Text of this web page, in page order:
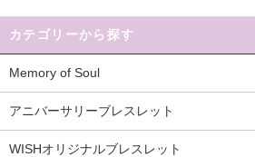
カテゴリーから探す
Memory of Soul
アニバーサリーブレスレット
WISHオリジナルブレスレット